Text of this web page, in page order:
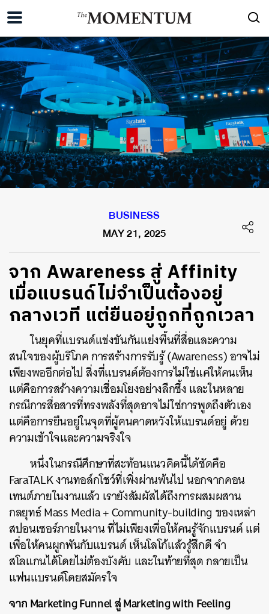
BUSINESS
MAY 21, 2025
จาก Awareness สู่ Affinity
เมื่อแบรนด์ไม่จำเป็นต้องอยู่
กลางเวที แต่ยืนอยู่ถูกที่ถูกเวลา
ในยุคที่แบรนด์แข่งขันกันแย่งพื้นที่สื่อและความ
สนใจของผู้บริโภค การสร้างการรับรู้ (Awareness) อาจไม่
เพียงพออีกต่อไป สิ่งที่แบรนด์ต้องการไม่ใช่แค่ให้คนเห็น
แต่คือการสร้างความเชื่อมโยงอย่างลึกซึ้ง และในหลาย
กรณีการสื่อสารที่ทรงพลังที่สุดอาจไม่ใช่การพูดถึงตัวเอง
แต่คือการยืนอยู่ในจุดที่ผู้คนคาดหวังให้แบรนด์อยู่ ด้วย
ความเข้าใจและความจริงใจ
หนึ่งในกรณีศึกษาที่สะท้อนแนวคิดนี้ได้ชัดคือ
FaraTALK งานทอล์กโชว์ที่เพิ่งผ่านพ้นไป นอกจากคอน
เทนต์ภายในงานแล้ว เรายังสัมผัสได้ถึงการผสมผสาน
กลยุทธ์ Mass Media + Community-building ของเหล่า
สปอนเซอร์ภายในงาน ที่ไม่เพียงเพื่อให้คนรู้จักแบรนด์ แต่
เพื่อให้คนผูกพันกับแบรนด์ เห็นโลโก้แล้วรู้สึกดี จำ
สโลแกนได้โดยไม่ต้องบังคับ และในท้ายที่สุด กลายเป็น
แฟนแบรนด์โดยสมัครใจ
จาก Marketing Funnel สู่ Marketing with Feeling